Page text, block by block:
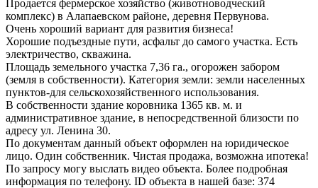
Продается фермерское хозяйство (животноводческий
комплекс) в Алапаевском районе, деревня Первунова.
Очень хороший вариант для развития бизнеса!
Хорошие подъездные пути, асфальт до самого участка. Есть
электричество, скважина.
Площадь земельного участка 7,36 га., огорожен забором
(земля в собственности). Категория земли: земли населенных
пунктов-для сельскохозяйственного использования.
В собственности здание коровника 1365 кв. м. и
административное здание, в непосредственной близости по
адресу ул. Ленина 30.
По документам данный объект оформлен на юридическое
лицо. Один собственник. Чистая продажа, возможна ипотека!
По запросу могу выслать видео объекта. Более подробная
информация по телефону. ID объекта в нашей базе: 374